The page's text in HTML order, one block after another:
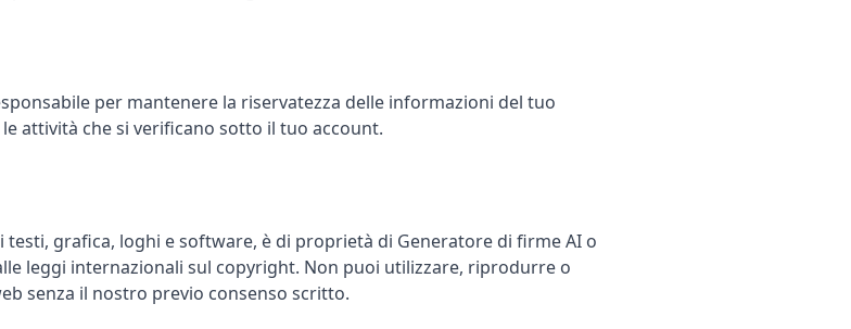
per mantenere la riservatezza delle informazioni del tuo
attività che si verificano sotto il tuo account.
grafica, loghi e software, è di proprietà di Generatore di firme AI o
leggi internazionali sul copyright. Non puoi utilizzare, riprodurre o
senza il nostro previo consenso scritto.